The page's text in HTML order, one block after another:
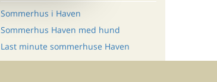
Sommerhus i Haven
Sommerhus Haven med hund
Last minute sommerhuse Haven